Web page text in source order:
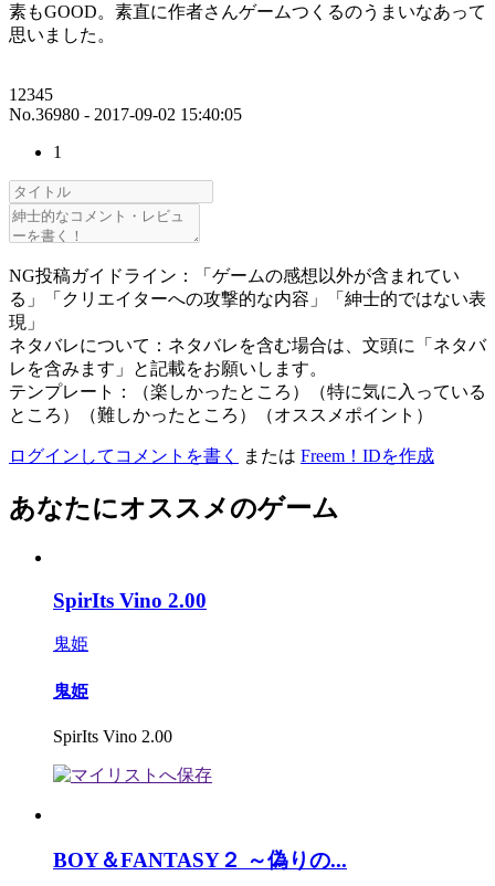
素もGOOD。素直に作者さんゲームつくるのうまいなあって
思いました。
12345
No.36980 - 2017-09-02 15:40:05
1
NG投稿ガイドライン：「ゲームの感想以外が含まれてい
る」「クリエイターへの攻撃的な内容」「紳士的ではない表
現」
ネタバレについて：ネタバレを含む場合は、文頭に「ネタバ
レを含みます」と記載をお願いします。
テンプレート：（楽しかったところ）（特に気に入っている
ところ）（難しかったところ）（オススメポイント）
ログインしてコメントを書く または Freem！IDを作成
あなたにオススメのゲーム
SpirIts Vino 2.00
鬼姫
鬼姫
SpirIts Vino 2.00
BOY＆FANTASY２ ～偽りの...